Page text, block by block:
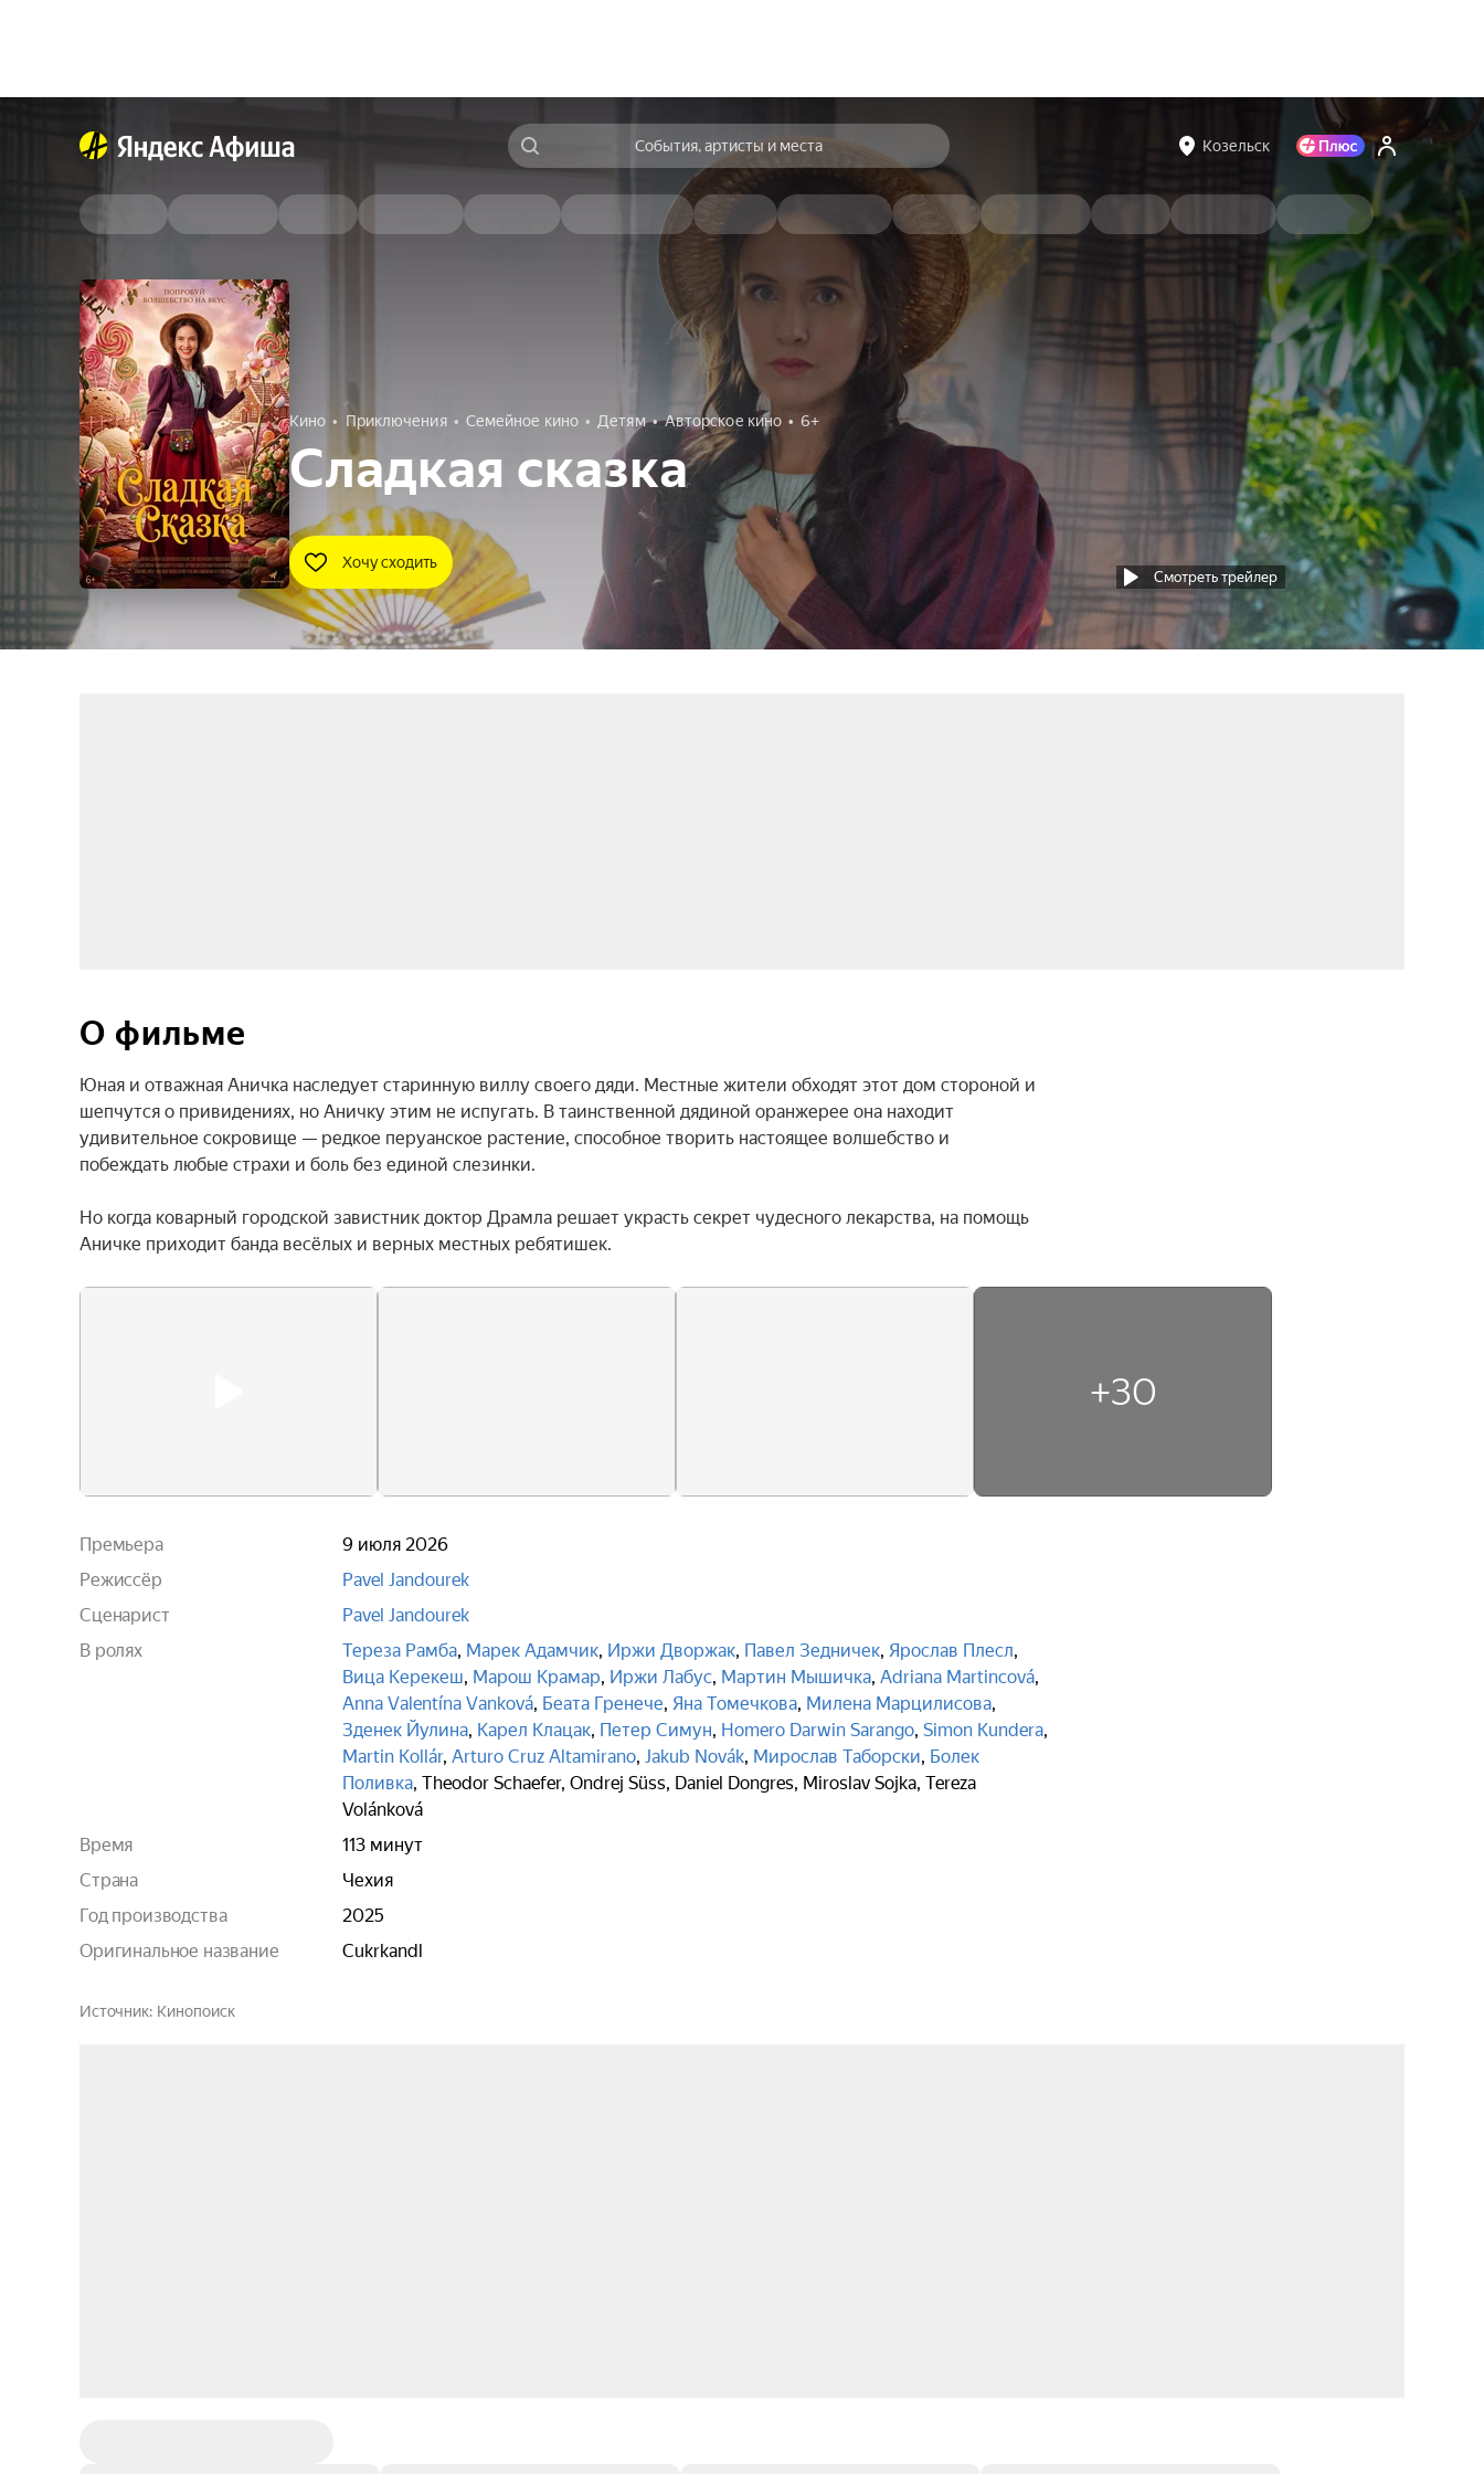
События, артисты и места Козельск
Кино Приключения Семейное кино Детям Авторское кино 6+
Сладкая сказка
Хочу сходить
Смотреть трейлер
О фильме
Юная и отважная Аничка наследует старинную виллу своего дяди. Местные жители обходят этот дом стороной и
шепчутся о привидениях, но Аничку этим не испугать. В таинственной дядиной оранжерее она находит
удивительное сокровище — редкое перуанское растение, способное творить настоящее волшебство и
побеждать любые страхи и боль без единой слезинки.
Но когда коварный городской завистник доктор Драмла решает украсть секрет чудесного лекарства, на помощь
Аничке приходит банда весёлых и верных местных ребятишек.
+30
Премьера
9 июля 2026
Режиссёр
Pavel Jandourek
Сценарист
Pavel Jandourek
В ролях
Тереза Рамба, Марек Адамчик, Иржи Дворжак, Павел Зедничек, Ярослав Плесл,
Вица Керекеш, Марош Крамар, Иржи Лабус, Мартин Мышичка, Adriana Martincová,
Anna Valentína Vanková, Беата Гренече, Яна Томечкова, Милена Марцилисова,
Зденек Йулина, Карел Клацак, Петер Симун, Homero Darwin Sarango, Simon Kundera,
Martin Kollár, Arturo Cruz Altamirano, Jakub Novák, Мирослав Таборски, Болек
Поливка, Theodor Schaefer, Ondrej Süss, Daniel Dongres, Miroslav Sojka, Tereza
Volánková
Время
113 минут
Страна
Чехия
Год производства
2025
Оригинальное название
Cukrkandl
Источник Кинопоиск